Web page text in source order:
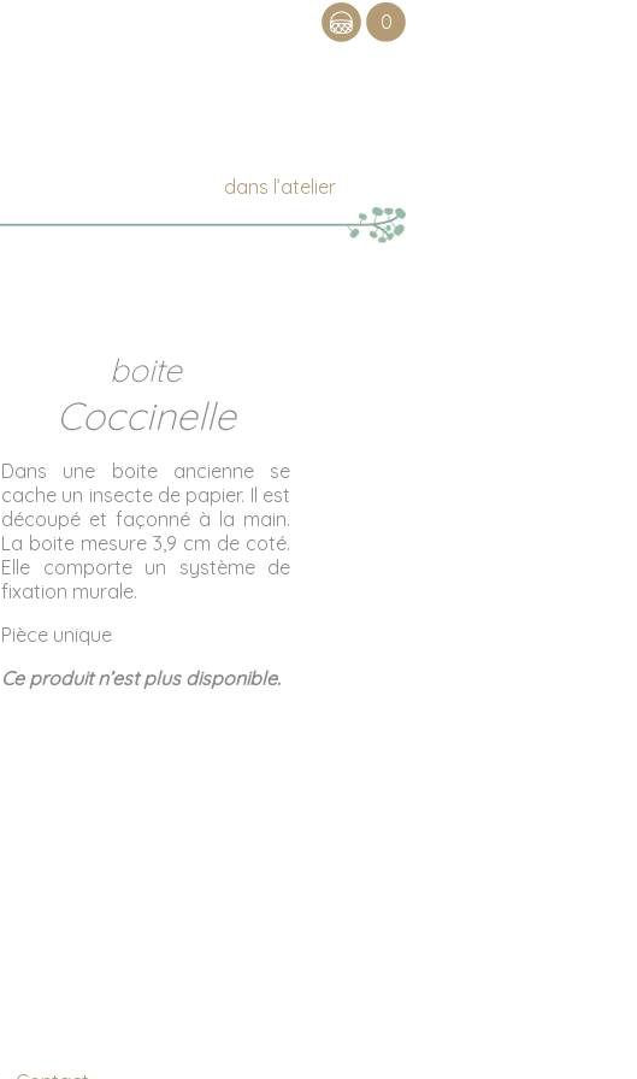
dans l’atelier
0
boite
Coccinelle
Dans une boite ancienne se
cache un insecte de papier. Il est
découpé et façonné à la main.
La boite mesure 3,9 cm de coté.
Elle comporte un système de
fixation murale.
Pièce unique
Ce produit n’est plus disponible.